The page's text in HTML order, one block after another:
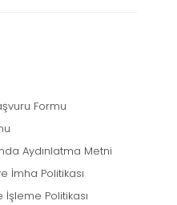
Formu
Aydınlatma Metni
İmha Politikası
Politikası